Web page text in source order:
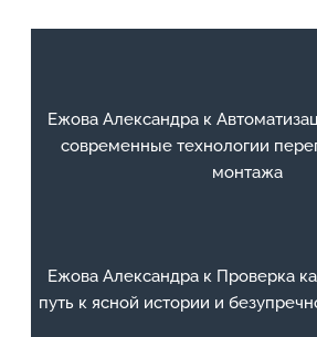
Ежова Александра к
современные технологии
монтажа
Ежова Александрак Проверка
путь к ясной истории и